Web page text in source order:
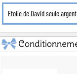
Etoile de David seule